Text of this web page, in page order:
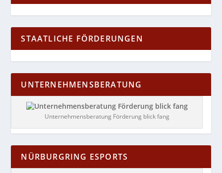
STAATLICHE FÖRDERUNGEN
UNTERNEHMENSBERATUNG
Unternehmensberatung Förderung blick fang
NÜRBURGRING ESPORTS